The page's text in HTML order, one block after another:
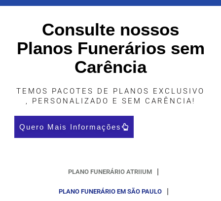
Consulte nossos
Planos Funerários sem
Carência
TEMOS PACOTES DE PLANOS EXCLUSIVO
, PERSONALIZADO E SEM CARÊNCIA!
Quero Mais Informações
PLANO FUNERÁRIO ATRIIUM
PLANO FUNERÁRIO EM SÃO PAULO